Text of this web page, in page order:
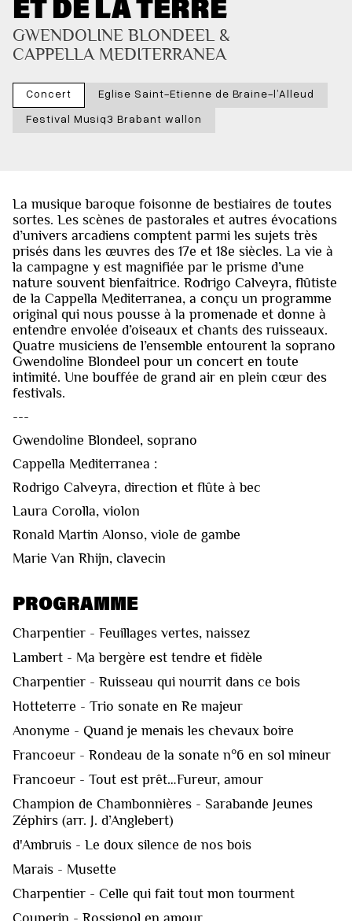
GWENDOLINE BLONDEEL &
CAPPELLA MEDITERRANEA
Concert
Eglise Saint-Etienne de Braine-l’Alleud
Festival Musiq3 Brabant wallon
La musique baroque foisonne de bestiaires de toutes
sortes. Les scènes de pastorales et autres évocations
d’univers arcadiens comptent parmi les sujets très
prisés dans les œuvres des 17e et 18e siècles. La vie à
la campagne y est magnifiée par le prisme d’une
nature souvent bienfaitrice. Rodrigo Calveyra, flûtiste
de la Cappella Mediterranea, a conçu un programme
original qui nous pousse à la promenade et donne à
entendre envolée d’oiseaux et chants des ruisseaux.
Quatre musiciens de l’ensemble entourent la soprano
Gwendoline Blondeel pour un concert en toute
intimité. Une bouffée de grand air en plein cœur des
festivals.
---
Gwendoline Blondeel, soprano
Cappella Mediterranea :
Rodrigo Calveyra, direction et flûte à bec
Laura Corolla, violon
Ronald Martin Alonso, viole de gambe
Marie Van Rhijn, clavecin
PROGRAMME
Charpentier - Feuillages vertes, naissez
Lambert - Ma bergère est tendre et fidèle
Charpentier - Ruisseau qui nourrit dans ce bois
Hotteterre - Trio sonate en Re majeur
Anonyme - Quand je menais les chevaux boire
Francoeur - Rondeau de la sonate n°6 en sol mineur
Francoeur - Tout est prêt…Fureur, amour
Champion de Chambonnières - Sarabande Jeunes
Zéphirs (arr. J. d’Anglebert)
d'Ambruis - Le doux silence de nos bois
Marais - Musette
Charpentier - Celle qui fait tout mon tourment